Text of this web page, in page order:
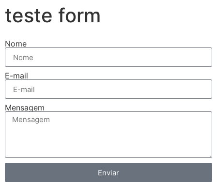
teste form
Nome
E-mail
Mensagem
Enviar